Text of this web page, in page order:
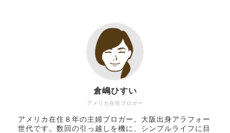
アメリカ在住ブロガー
倉嶋ひすい
アメリカ在住８年の主婦ブロガー。大阪出身アラフォー
世代です。数回の引っ越しを機に、シンプルライフに目